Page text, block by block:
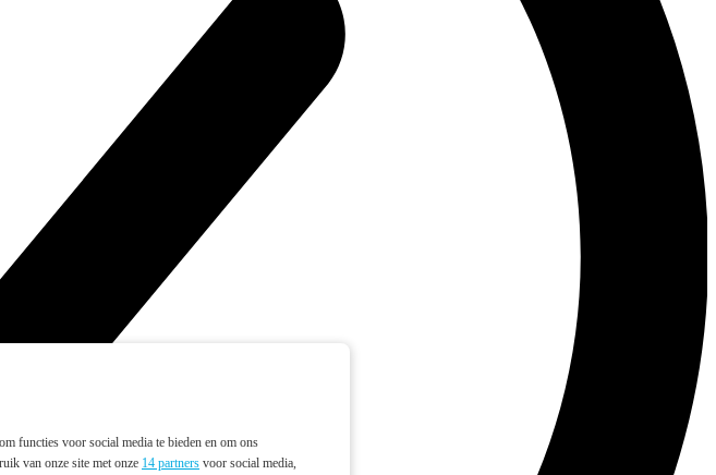
functies voor social media te bieden en om ons
van onze site met onze 14 partners voor social media,